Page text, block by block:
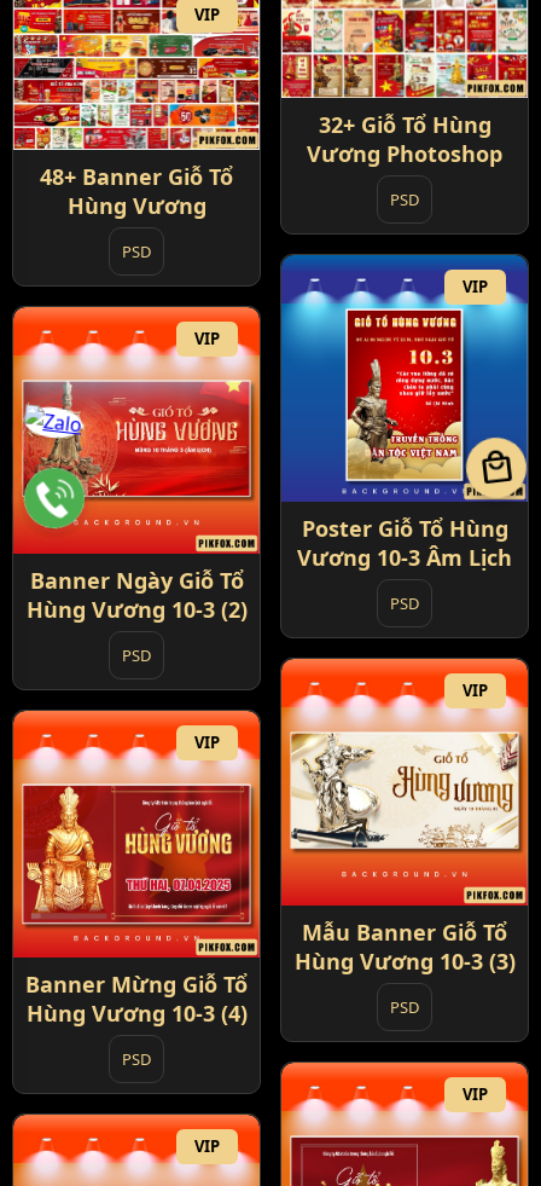
32+ Giỗ Tổ Hùng
Vương Photoshop
PSD
VIP
48+ Banner Giỗ Tổ
Hùng Vương
PSD
VIP
Poster Giỗ Tổ Hùng
Vương 10-3 Âm Lịch
PSD
VIP
Banner Ngày Giỗ Tổ
Hùng Vương 10-3 (2)
PSD
VIP
Mẫu Banner Giỗ Tổ
Hùng Vương 10-3 (3)
PSD
VIP
Banner Mừng Giỗ Tổ
Hùng Vương 10-3 (4)
PSD
VIP
VIP
local_mall